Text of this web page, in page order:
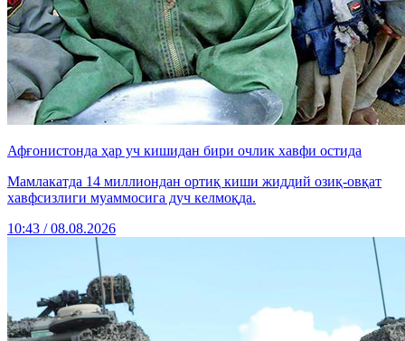
Афғонистонда ҳар уч кишидан бири очлик хавфи остида
Мамлакатда 14 миллиондан ортиқ киши жиддий озиқ-овқат
хавфсизлиги муаммосига дуч келмоқда.
10:43 / 08.08.2026